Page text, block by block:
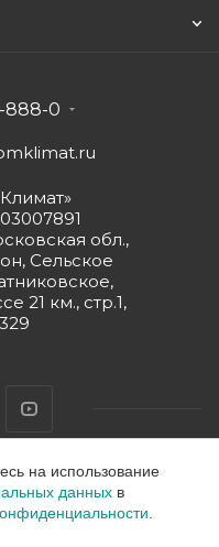
888-0
обл.,
Сельское
21 км., стр.1,
на использование
данных в